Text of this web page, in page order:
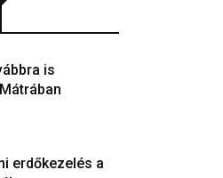
is
erdőkezelés a